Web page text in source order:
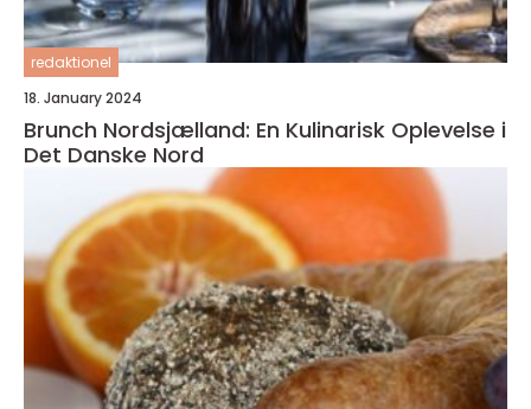
redaktionel
18. January 2024
Brunch Nordsjælland: En Kulinarisk Oplevelse i
Det Danske Nord